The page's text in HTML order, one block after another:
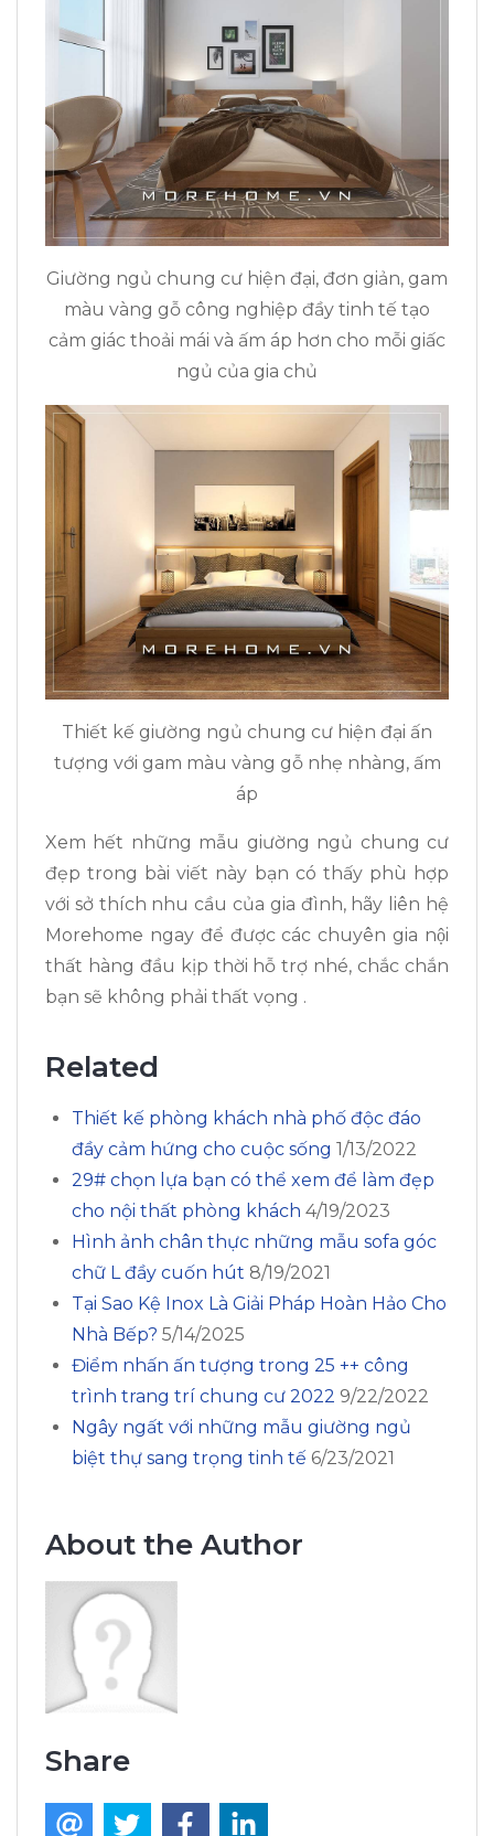
Giường ngủ chung cư hiện đại, đơn giản, gam
màu vàng gỗ công nghiệp đầy tinh tế tạo
cảm giác thoải mái và ấm áp hơn cho mỗi giấc
ngủ của gia chủ
Thiết kế giường ngủ chung cư hiện đại ấn
tượng với gam màu vàng gỗ nhẹ nhàng, ấm
áp
Xem hết những mẫu giường ngủ chung cư
đẹp trong bài viết này bạn có thấy phù hợp
với sở thích nhu cầu của gia đình, hãy liên hệ
Morehome ngay để được các chuyên gia nội
thất hàng đầu kịp thời hỗ trợ nhé, chắc chắn
bạn sẽ không phải thất vọng .
Related
Thiết kế phòng khách nhà phố độc đáo
đầy cảm hứng cho cuộc sống 1/13/2022
29# chọn lựa bạn có thể xem để làm đẹp
cho nội thất phòng khách 4/19/2023
Hình ảnh chân thực những mẫu sofa góc
chữ L đầy cuốn hút 8/19/2021
Tại Sao Kệ Inox Là Giải Pháp Hoàn Hảo Cho
Nhà Bếp? 5/14/2025
Điểm nhấn ấn tượng trong 25 ++ công
trình trang trí chung cư 2022 9/22/2022
Ngây ngất với những mẫu giường ngủ
biệt thự sang trọng tinh tế 6/23/2021
About the Author
Share